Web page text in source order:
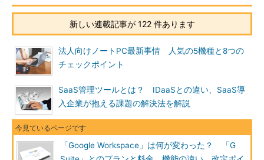
新しい連載記事が 122 件あります
法人向けノートPC最新事情 人気の5機種と8つの
チェックポイント
SaaS管理ツールとは？ IDaaSとの違い、SaaS導
入企業が抱える課題の解決法を解説
「Google Workspace」は何が変わった？ 「G